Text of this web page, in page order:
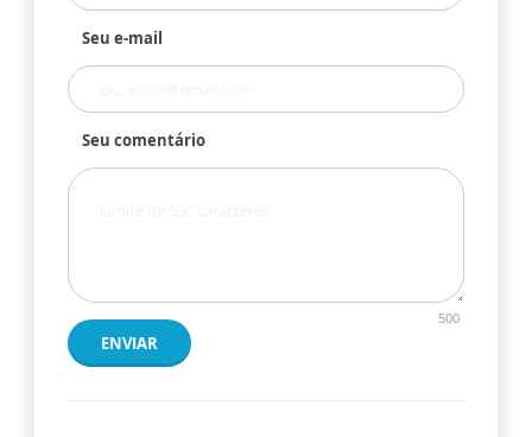
Seu e-mail
Seu comentário
500
ENVIAR